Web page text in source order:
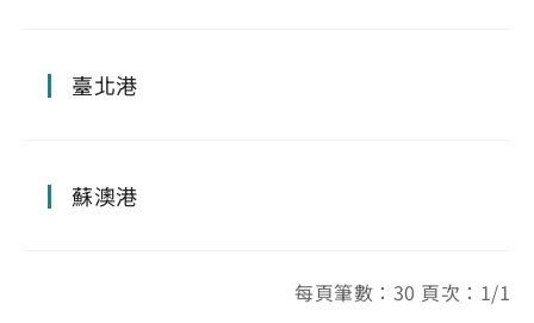
臺北港
蘇澳港
每頁筆數：30 頁次：1/1